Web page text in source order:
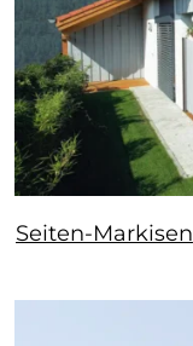
Seiten-Markisen